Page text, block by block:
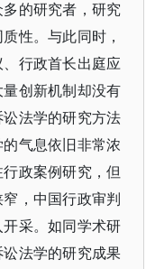
的研究者，研究
性。与此同时，
行政首长出庭应
创新机制却没有
法学的研究方法
气息依旧非常浓
政案例研究，但
，中国行政审判
采。如同学术研
法学的研究成果